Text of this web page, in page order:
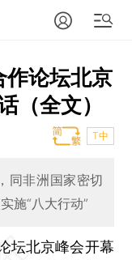
论坛北京
（全文）
T中
同非洲国家密切
施“八大行动”
坛北京峰会开幕